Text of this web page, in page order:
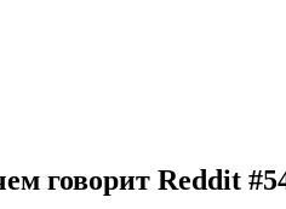
говорит Reddit